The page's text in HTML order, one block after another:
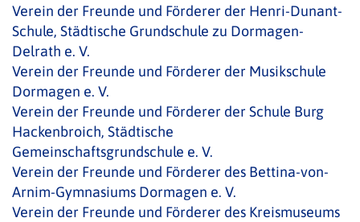
Verein der Freunde und Förderer der Henri-Dunant-
Schule, Städtische Grundschule zu Dormagen-
Delrath e. V.
Verein der Freunde und Förderer der Musikschule
Dormagen e. V.
Verein der Freunde und Förderer der Schule Burg
Hackenbroich, Städtische
Gemeinschaftsgrundschule e. V.
Verein der Freunde und Förderer des Bettina-von-
Arnim-Gymnasiums Dormagen e. V.
Verein der Freunde und Förderer des Kreismuseums